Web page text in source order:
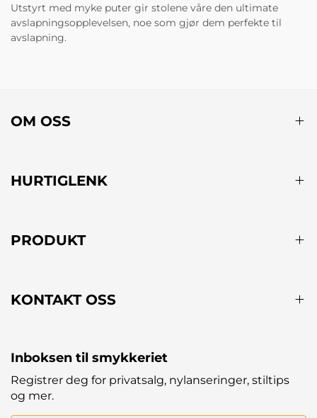
Utstyrt med myke puter gir stolene våre den ultimate
avslapningsopplevelsen, noe som gjør dem perfekte til
avslapning.
OM OSS
HURTIGLENK
PRODUKT
KONTAKT OSS
Inboksen til smykkeriet
Registrer deg for privatsalg, nylanseringer, stiltips
og mer.